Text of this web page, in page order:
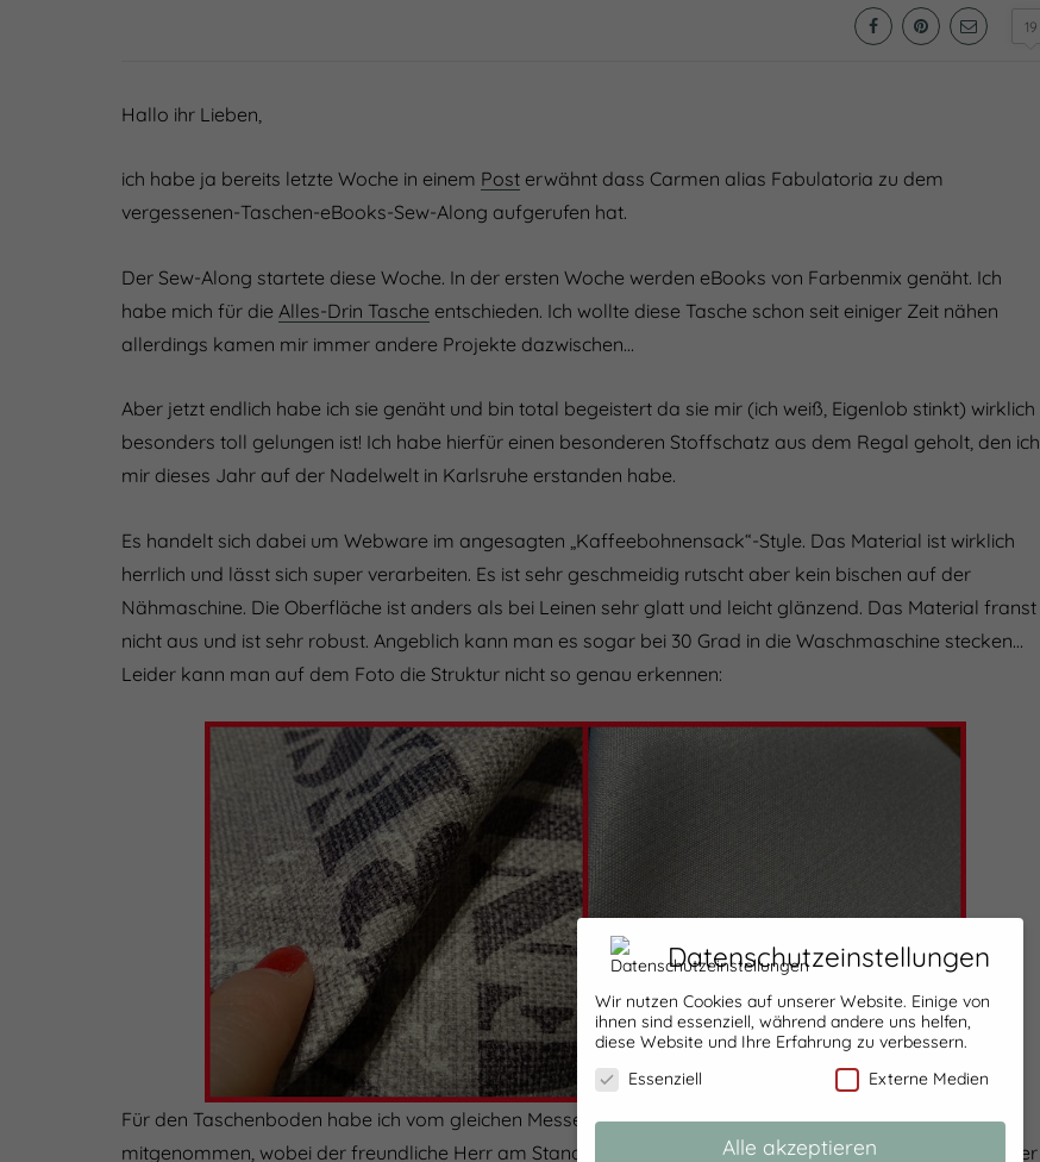
19
Hallo ihr Lieben,
ich habe ja bereits letzte Woche in einem Post erwähnt dass Carmen alias Fabulatoria zu dem
vergessenen-Taschen-eBooks-Sew-Along aufgerufen hat.
Der Sew-Along startete diese Woche. In der ersten Woche werden eBooks von Farbenmix genäht. Ich
habe mich für die Alles-Drin Tasche entschieden. Ich wollte diese Tasche schon seit einiger Zeit nähen
allerdings kamen mir immer andere Projekte dazwischen…
Aber jetzt endlich habe ich sie genäht und bin total begeistert da sie mir (ich weiß, Eigenlob stinkt) wirklich
besonders toll gelungen ist! Ich habe hierfür einen besonderen Stoffschatz aus dem Regal geholt, den ich
mir dieses Jahr auf der Nadelwelt in Karlsruhe erstanden habe.
Es handelt sich dabei um Webware im angesagten „Kaffeebohnensack“-Style. Das Material ist wirklich
herrlich und lässt sich super verarbeiten. Es ist sehr geschmeidig rutscht aber kein bischen auf der
Nähmaschine. Die Oberfläche ist anders als bei Leinen sehr glatt und leicht glänzend. Das Material franst
nicht aus und ist sehr robust. Angeblich kann man es sogar bei 30 Grad in die Waschmaschine stecken…
Leider kann man auf dem Foto die Struktur nicht so genau erkennen:
Für den Taschenboden habe ich vom gleichen Messestand farblich passendes „Kunstleder“
mitgenommen, wobei der freundliche Herr am Stand mir gesagt hat das es zwar aussieht wie Kunstleder
Datenschutzeinstellungen
Wir nutzen Cookies auf unserer Website. Einige von
ihnen sind essenziell, während andere uns helfen,
diese Website und Ihre Erfahrung zu verbessern.
Essenziell
Externe Medien
Alle akzeptieren